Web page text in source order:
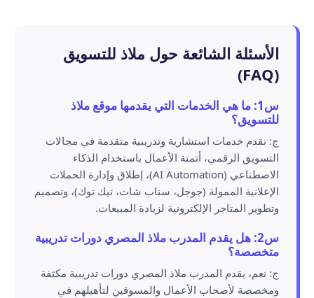
الأسئلة الشائعة حول ملاذ للتسويق
(FAQ)
س1: ما هي الخدمات التي يقدمها موقع ملاذ
للتسويق؟
ج: نقدم خدمات استشارية وتدريبية متقدمة في مجالات
التسويق الرقمي، أتمتة الأعمال باستخدام الذكاء
الاصطناعي (AI Automation)، إطلاق وإدارة الحملات
الإعلانية الممولة (جوجل، سناب شات، تيك توك)، وتصميم
وتطوير المتاجر الإلكترونية لزيادة المبيعات.
س2: هل يقدم المدرب ملاذ المصري دورات تدريبية
متخصصة؟
ج: نعم، يقدم المدرب ملاذ المصري دورات تدريبية مكثفة
ومخصصة لأصحاب الأعمال والمسوقين لتأهيلهم في